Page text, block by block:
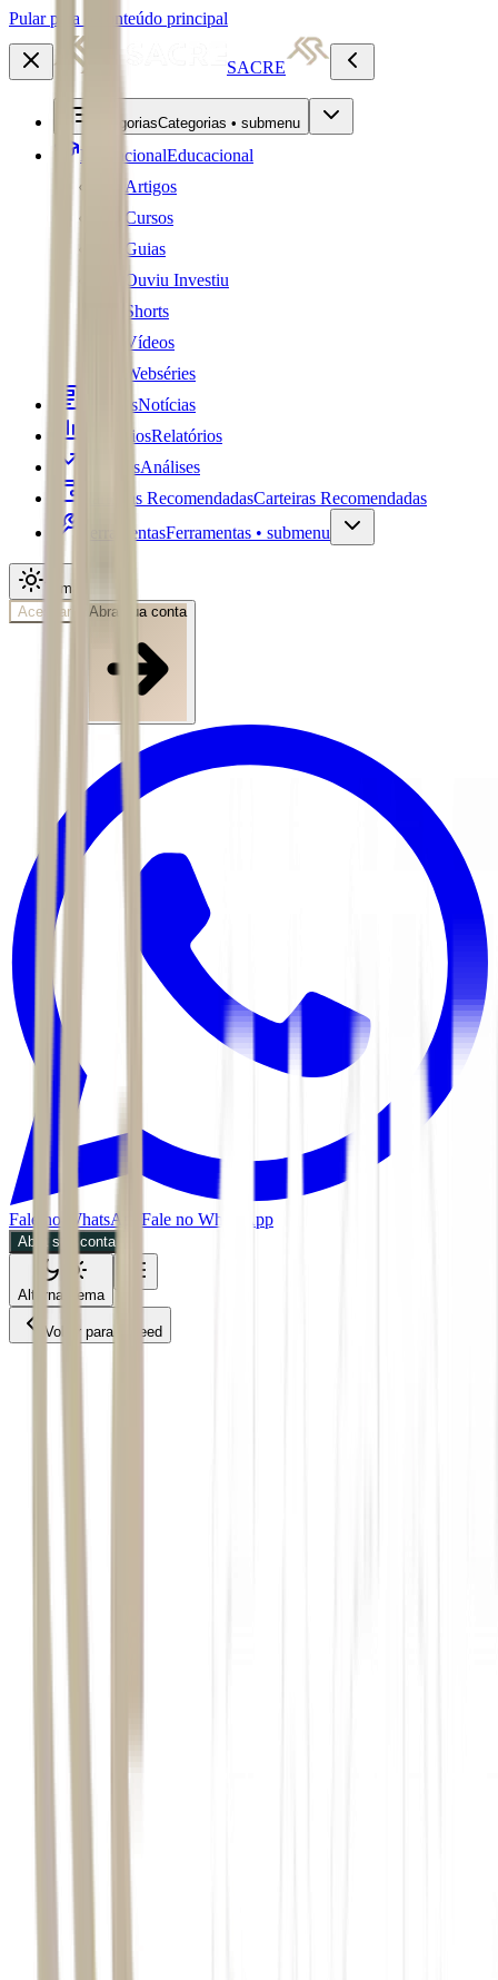
Pular para o conteúdo principal
SACRE
CategoriasCategorias • submenu
EducacionalEducacional
Artigos
Cursos
Guias
Ouviu Investiu
Shorts
Vídeos
Webséries
NotíciasNotícias
RelatóriosRelatórios
AnálisesAnálises
Carteiras RecomendadasCarteiras Recomendadas
FerramentasFerramentas • submenu
Tema
Acessar
Abra sua conta
Fale no WhatsApp Fale no WhatsApp
Abra sua conta
Alternar tema
Voltar para o Feed